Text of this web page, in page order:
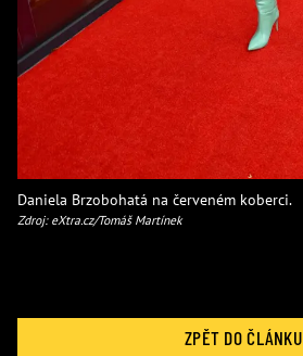
Daniela Brzobohatá na červeném koberci.
Zdroj: eXtra.cz/Tomáš Martínek
ZPĚT DO ČLÁNKU